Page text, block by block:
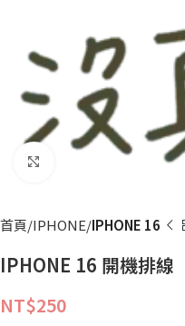
首頁 IPHONE IPHONE 16
IPHONE 16 開機排線
NT$250